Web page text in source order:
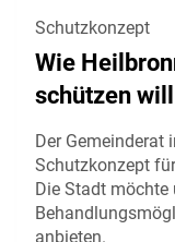
Schutzkonzept
Wie
schützen will
Der Gemeinderat
Schutzkonzept
Die Stadt
anbieten.